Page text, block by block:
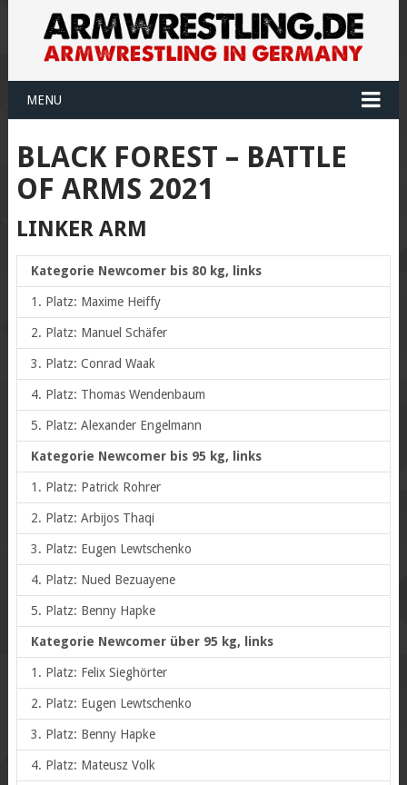
MENU
BLACK FOREST – BATTLE
OF ARMS 2021
LINKER ARM
Kategorie Newcomer bis 80 kg, links
1. Platz: Maxime Heiffy
2. Platz: Manuel Schäfer
3. Platz: Conrad Waak
4. Platz: Thomas Wendenbaum
5. Platz: Alexander Engelmann
Kategorie Newcomer bis 95 kg, links
1. Platz: Patrick Rohrer
2. Platz: Arbijos Thaqi
3. Platz: Eugen Lewtschenko
4. Platz: Nued Bezuayene
5. Platz: Benny Hapke
Kategorie Newcomer über 95 kg, links
1. Platz: Felix Sieghörter
2. Platz: Eugen Lewtschenko
3. Platz: Benny Hapke
4. Platz: Mateusz Volk